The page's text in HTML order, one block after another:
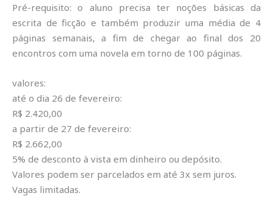
Pré-requisito: o aluno precisa ter noções básicas da
escrita de ficção e também produzir uma média de 4
páginas semanais, a fim de chegar ao final dos 20
encontros com uma novela em torno de 100 páginas.
valores:
até o dia 26 de fevereiro:
R$ 2.420,00
a partir de 27 de fevereiro:
R$ 2.662,00
5% de desconto à vista em dinheiro ou depósito.
Valores podem ser parcelados em até 3x sem juros.
Vagas limitadas.